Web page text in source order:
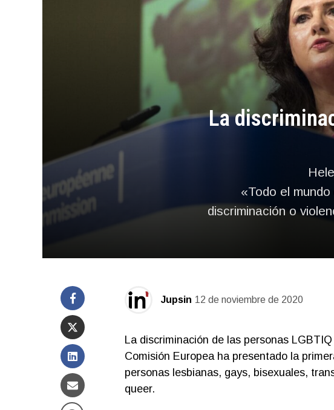
La
«Todo el
discriminación o
Jupsin 12 de noviembre de 2020
La discriminación de las personas
Comisión Europea ha presentado la
personas lesbianas, gays, bisexuales,
queer.